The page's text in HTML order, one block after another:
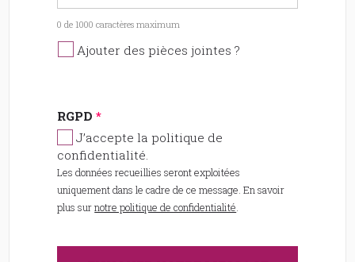
0 de 1000 caractères maximum
Ajouter des pièces jointes ?
RGPD *
J’accepte la politique de
confidentialité.
Les données recueillies seront exploitées
uniquement dans le cadre de ce message. En savoir
plus surnotre politique de confidentialité